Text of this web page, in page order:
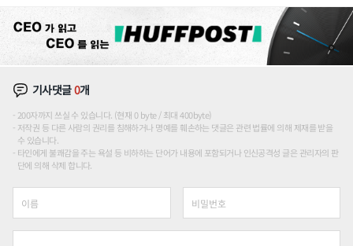
기사댓글0개
200자까지 쓰실 수 있습니다. (현재 0 byte / 최대 400byte)
저작권 등 다른 사람의 권리를 침해하거나 명예를 훼손하는 댓글은 관련 법률에 의해 제재를 받을
수 있습니다.
타인에게 불쾌감을 주는 욕설 등 비하하는 단어가 내용에 포함되거나 인신공격성 글은 관리자의 판
단에 의해 삭제 합니다.